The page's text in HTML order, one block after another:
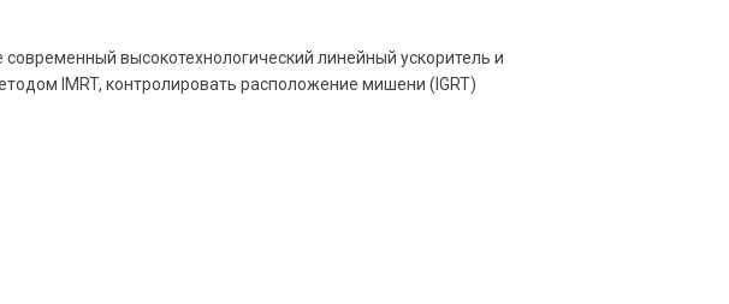
высокотехнологический линейный ускоритель и
IMRT, контролировать расположение мишени (IGRT)